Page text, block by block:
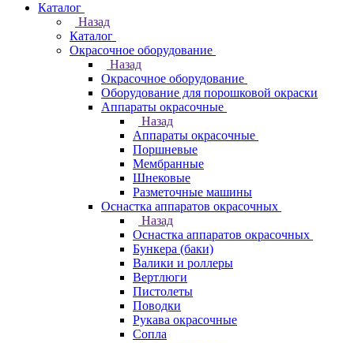
Каталог
Назад
Каталог
Окрасочное оборудование
Назад
Окрасочное оборудование
Оборудование для порошковой окраски
Аппараты окрасочные
Назад
Аппараты окрасочные
Поршневые
Мембранные
Шнековые
Разметочные машины
Оснастка аппаратов окрасочных
Назад
Оснастка аппаратов окрасочных
Бункера (баки)
Валики и роллеры
Вертлюги
Пистолеты
Поводки
Рукава окрасочные
Сопла